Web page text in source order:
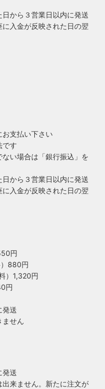
者が修理を行いま
場合は、すぐに当店にご
アンティーク照明は修理
店では器具を製作した本
。造ったりカスタムした
しません。
欠かせない古いソケッ
ソケットシェルを使うこ
前のソケットに使われて
ご覧の通り炭化してボロ
しました。これで100年
頂けます。
から３営業日以内に発送
入金が反映された日の翌
お支払い下さい
です
い場合は「銀行振込」を
から３営業日以内に発送
入金が反映された日の翌
円
880円
）1,320円
円
発送
ません
発送
来ません。新たに注文が